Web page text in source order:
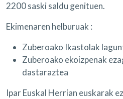
2200 saski saldu genituen.
Ekimenaren helburuak :
Zuberoako Ikastolak
Zuberoako ekoizpenak
dastaraztea
Ipar Euskal Herrian euskarak